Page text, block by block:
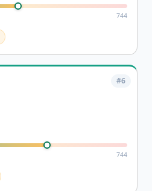
744
#6
744